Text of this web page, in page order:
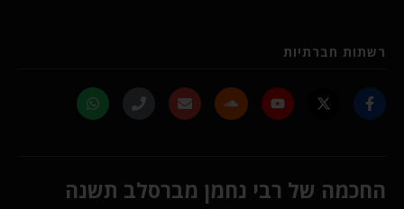
רשתות חברתיות
החכמה של רבי נחמן מברסלב תשנה